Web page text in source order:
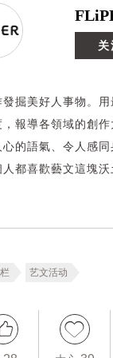
关
發掘美好人事物。
，報導各領域的創
心的語氣、令人感同
都喜歡藝文這塊沃
艺文活动